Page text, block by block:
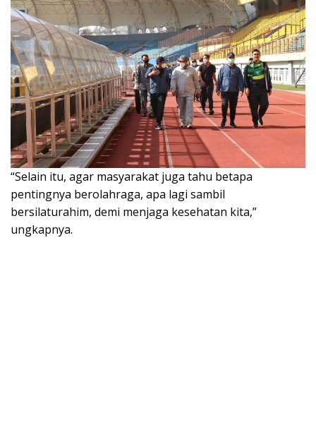
“Selain itu, agar masyarakat juga tahu betapa
pentingnya berolahraga, apa lagi sambil
bersilaturahim, demi menjaga kesehatan kita,”
ungkapnya.